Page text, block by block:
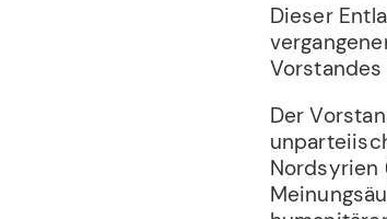
Dieser
Vorstandes
Der
Nordsyrien